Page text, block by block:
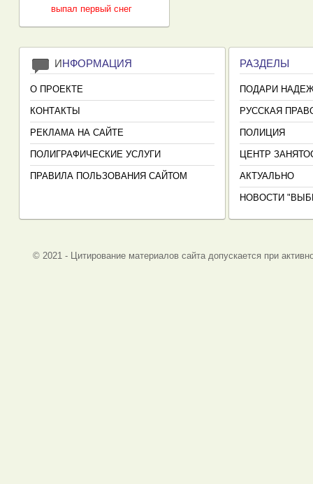
выпал первый снег
ИНФОРМАЦИЯ
О ПРОЕКТЕ
КОНТАКТЫ
РЕКЛАМА НА САЙТЕ
ПОЛИГРАФИЧЕСКИЕ УСЛУГИ
ПРАВИЛА ПОЛЬЗОВАНИЯ САЙТОМ
РАЗДЕЛЫ
ПОДАРИ
РУССКАЯ
ПОЛИЦИЯ
ЦЕНТР
АКТУАЛЬНО
НОВОСТИ
© 2021 - Цитирование материалов сайта допускается при